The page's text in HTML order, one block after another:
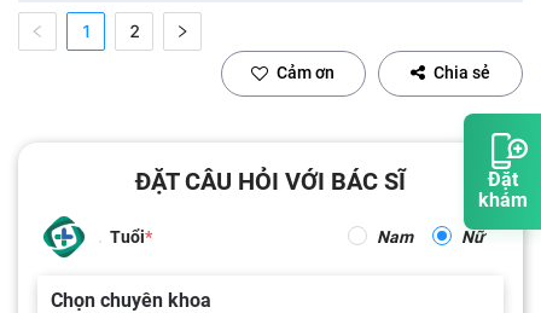
Đặt
khám
1 2
Cảm ơn Chia sẻ
ĐẶT CÂU HỎI VỚI BÁC SĨ
Tuổi Nam Nữ
Chọn chuyên khoa